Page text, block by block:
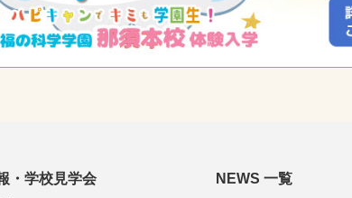
・学校見学会 NEWS 一覧